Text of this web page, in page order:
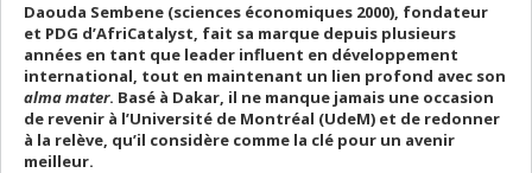
Daouda Sembene (sciences économiques 2000), fondateur
et PDG d’AfriCatalyst, fait sa marque depuis plusieurs
années en tant que leader influent en développement
international, tout en maintenant un lien profond avec son
alma mater. Basé à Dakar, il ne manque jamais une occasion
de revenir à l’Université de Montréal (UdeM) et de redonner
à la relève, qu’il considère comme la clé pour un avenir
meilleur.